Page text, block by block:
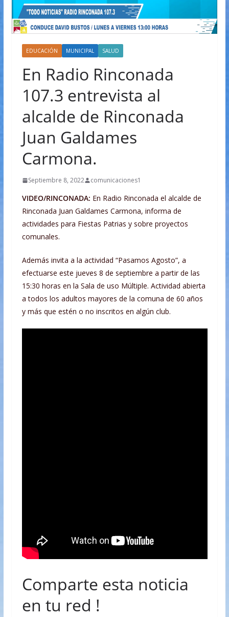
EDUCACIÓN MUNICIPAL SALUD
En Radio Rinconada
107.3 entrevista al
alcalde de Rinconada
Juan Galdames
Carmona.
Septiembre 8, 2022 comunicaciones1
VIDEO/RINCONADA: En Radio Rinconada el alcalde de
Rinconada Juan Galdames Carmona, informa de
actividades para Fiestas Patrias y sobre proyectos
comunales.
Además invita a la actividad “Pasamos Agosto”, a
efectuarse este jueves 8 de septiembre a partir de las
15:30 horas en la Sala de uso Múltiple. Actividad abierta
a todos los adultos mayores de la comuna de 60 años
y más que estén o no inscritos en algún club.
Comparte esta noticia
en tu red !